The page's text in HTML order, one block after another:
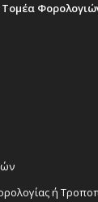
Τομέα
ή